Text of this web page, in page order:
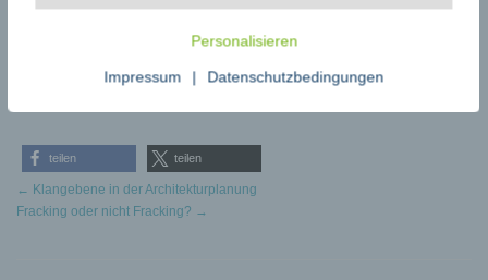
Am Stadthafen 12-18
presse@norres.de
http://www.norres.com
teilen teilen
← Klangebene in der Architekturplanung
Fracking oder nicht Fracking? →
Personalisieren
Impressum | Datenschutzbedingungen